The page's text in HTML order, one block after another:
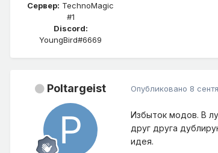
Сервер: TechnoMagic
#1
Discord:
YoungBird#6669
Poltargeist Опубликовано 8
Избыток модов. В
друг друга
идея.